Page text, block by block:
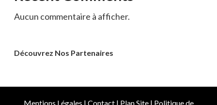
Aucun commentaire à afficher.
Découvrez Nos Partenaires
Mentions Légales | Contact| Plan Site| Politique de